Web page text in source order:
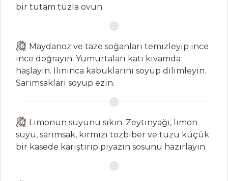
Etli Bezelye
Çorbası
Ezogelin Çorbası
İÇECEKLER
bir tutam tuzla ovun.
Maydanoz ve taze soğanları temizleyip ince
ince doğrayın. Yumurtaları katı kıvamda
haşlayın. Ilınınca kabuklarını soyup dilimleyin.
Sarımsakları soyup ezin.
Limonun suyunu sıkın. Zeytinyağı, limon
suyu, sarımsak, kırmızı tozbiber ve tuzu küçük
bir kasede karıştırıp piyazın sosunu hazırlayın.